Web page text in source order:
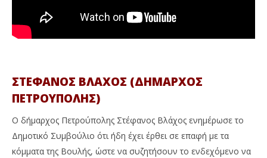
ΣΤΕΦΑΝΟΣ ΒΛΑΧΟΣ (ΔΗΜΑΡΧΟΣ
ΠΕΤΡΟΥΠΟΛΗΣ)
Ο δήμαρχος Πετρούπολης Στέφανος Βλάχος ενημέρωσε το
Δημοτικό Συμβούλιο ότι ήδη έχει έρθει σε επαφή με τα
κόμματα της Βουλής, ώστε να συζητήσουν το ενδεχόμενο να